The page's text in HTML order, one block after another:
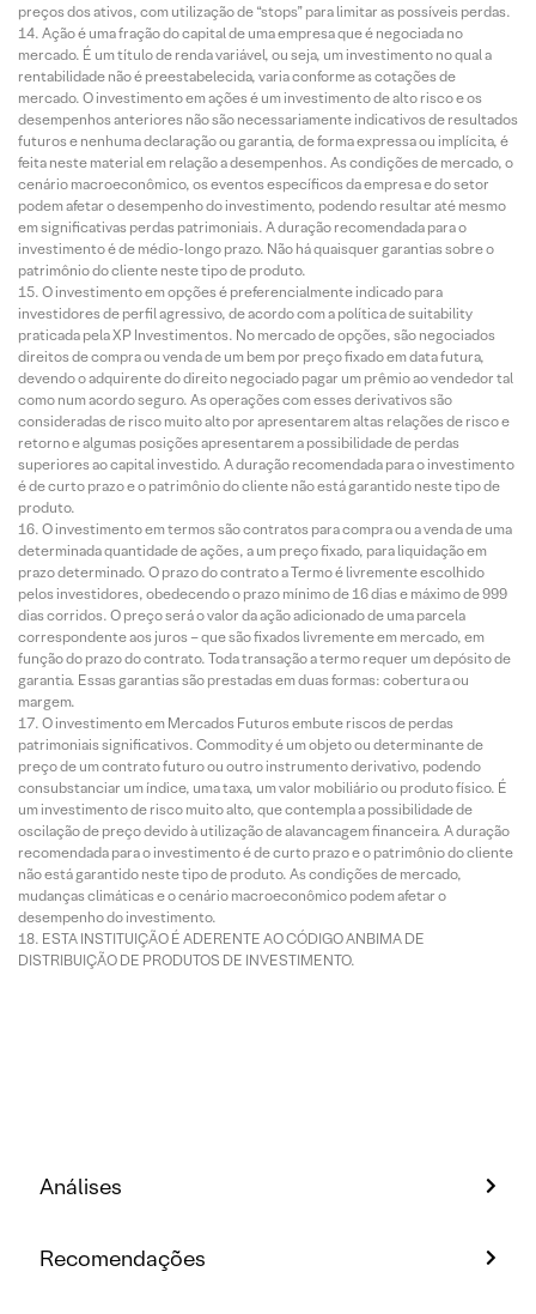
preços dos ativos, com utilização de “stops” para limitar as possíveis perdas.
Ação é uma fração do capital de uma empresa que é negociada no
mercado. É um título de renda variável, ou seja, um investimento no qual a
rentabilidade não é preestabelecida, varia conforme as cotações de
mercado. O investimento em ações é um investimento de alto risco e os
desempenhos anteriores não são necessariamente indicativos de resultados
futuros e nenhuma declaração ou garantia, de forma expressa ou implícita, é
feita neste material em relação a desempenhos. As condições de mercado, o
cenário macroeconômico, os eventos específicos da empresa e do setor
podem afetar o desempenho do investimento, podendo resultar até mesmo
em significativas perdas patrimoniais. A duração recomendada para o
investimento é de médio-longo prazo. Não há quaisquer garantias sobre o
patrimônio do cliente neste tipo de produto.
O investimento em opções é preferencialmente indicado para
investidores de perfil agressivo, de acordo com a política de suitability
praticada pela XP Investimentos. No mercado de opções, são negociados
direitos de compra ou venda de um bem por preço fixado em data futura,
devendo o adquirente do direito negociado pagar um prêmio ao vendedor tal
como num acordo seguro. As operações com esses derivativos são
consideradas de risco muito alto por apresentarem altas relações de risco e
retorno e algumas posições apresentarem a possibilidade de perdas
superiores ao capital investido. A duração recomendada para o investimento
é de curto prazo e o patrimônio do cliente não está garantido neste tipo de
produto.
O investimento em termos são contratos para compra ou a venda de uma
determinada quantidade de ações, a um preço fixado, para liquidação em
prazo determinado. O prazo do contrato a Termo é livremente escolhido
pelos investidores, obedecendo o prazo mínimo de 16 dias e máximo de 999
dias corridos. O preço será o valor da ação adicionado de uma parcela
correspondente aos juros – que são fixados livremente em mercado, em
função do prazo do contrato. Toda transação a termo requer um depósito de
garantia. Essas garantias são prestadas em duas formas: cobertura ou
margem.
O investimento em Mercados Futuros embute riscos de perdas
patrimoniais significativos. Commodity é um objeto ou determinante de
preço de um contrato futuro ou outro instrumento derivativo, podendo
consubstanciar um índice, uma taxa, um valor mobiliário ou produto físico. É
um investimento de risco muito alto, que contempla a possibilidade de
oscilação de preço devido à utilização de alavancagem financeira. A duração
recomendada para o investimento é de curto prazo e o patrimônio do cliente
não está garantido neste tipo de produto. As condições de mercado,
mudanças climáticas e o cenário macroeconômico podem afetar o
desempenho do investimento.
ESTA INSTITUIÇÃO É ADERENTE AO CÓDIGO ANBIMA DE
DISTRIBUIÇÃO DE PRODUTOS DE INVESTIMENTO.
Análises
Recomendações